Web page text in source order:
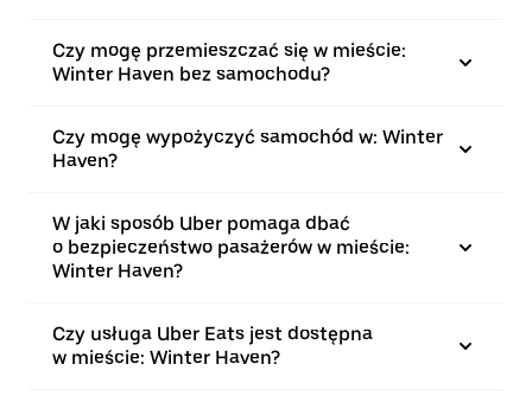
Czy mogę przemieszczać się w mieście:
Winter Haven bez samochodu?
Czy mogę wypożyczyć samochód w: Winter
Haven?
W jaki sposób Uber pomaga dbać
o bezpieczeństwo pasażerów w mieście:
Winter Haven?
Czy usługa Uber Eats jest dostępna
w mieście: Winter Haven?